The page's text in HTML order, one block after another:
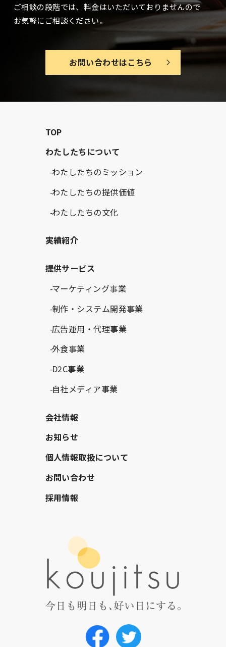
ご相談の段階では、料金はいただいておりませんので
お気軽にご相談ください。
お問い合わせはこちら
TOP
わたしたちについて
わたしたちのミッション
わたしたちの提供価値
わたしたちの文化
実績紹介
提供サービス
マーケティング事業
制作・システム開発事業
広告運用・代理事業
外食事業
D2C事業
自社メディア事業
会社情報
お知らせ
個人情報取扱について
お問い合わせ
採用情報